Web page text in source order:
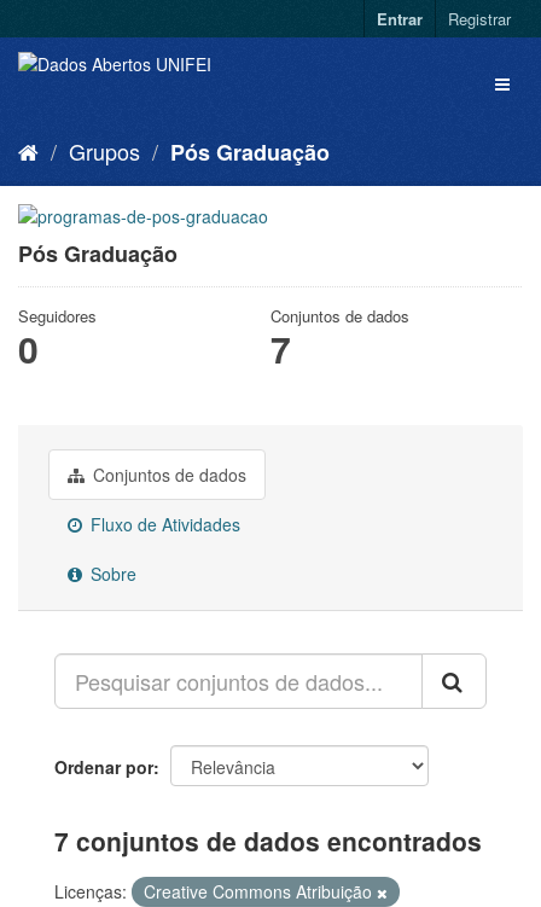
Entrar Registrar
Grupos Pós Graduação
Pós Graduação
Seguidores
0
Conjuntos de dados
7
Conjuntos de dados
Fluxo de Atividades
Sobre
Ordenar por
7 conjuntos de dados encontrados
Licenças:
Creative Commons Atribuição